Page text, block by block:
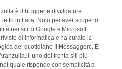
è il blogger e divulgatore
letto in Italia. Noto per aver scoperto
nei siti di Google e Microsoft.
di informatica e ha curato la
del quotidiano Il Messaggero. È
uno dei trenta siti più
quale risponde con semplicità a